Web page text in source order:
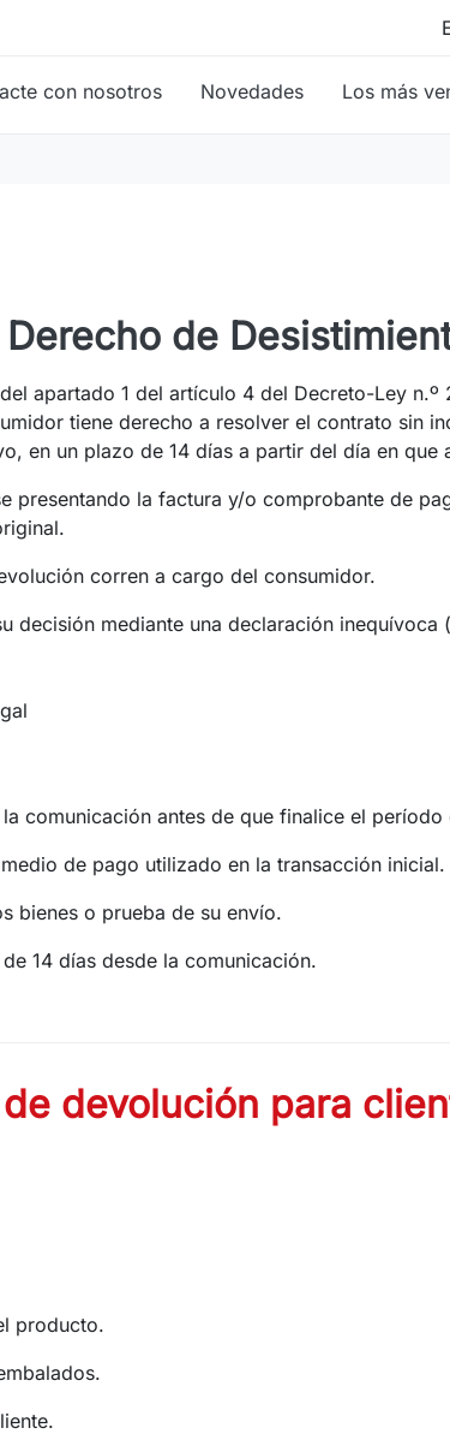
con nosotros Novedades Los más
de
apartado 1 del artículo 4 del Decreto-Ley
tiene derecho a resolver el contrato sin
en un plazo de 14 días a partir del día en que
presentando la factura y/o comprobante de
corren a cargo del consumidor.
decisión mediante una declaración
comunicación antes de que finalice el período
de pago utilizado en la transacción inicial.
bienes o prueba de su envío.
14 días desde la comunicación.
devolución para
producto.